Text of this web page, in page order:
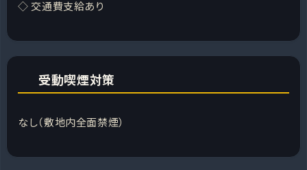
◇ 交通費支給あり
受動喫煙対策
なし（敷地内全面禁煙）